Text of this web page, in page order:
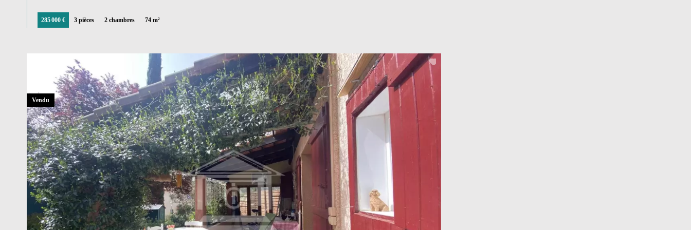
285 000 € 3 pièces 2 chambres 74 m²
Vendu